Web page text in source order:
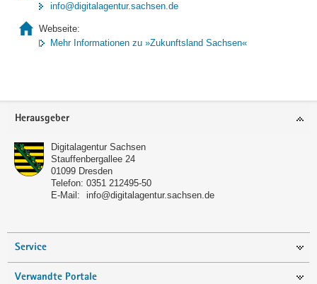
info@digitalagentur.sachsen.de
Webseite:
Mehr Informationen zu »Zukunftsland Sachsen«
Footer-
Herausgeber
Digitalagentur Sachsen
Stauffenbergallee 24
01099 Dresden
Telefon: 0351 212495-50
E-Mail:
info@digitalagentur.sachsen.de
Service
Verwandte Portale